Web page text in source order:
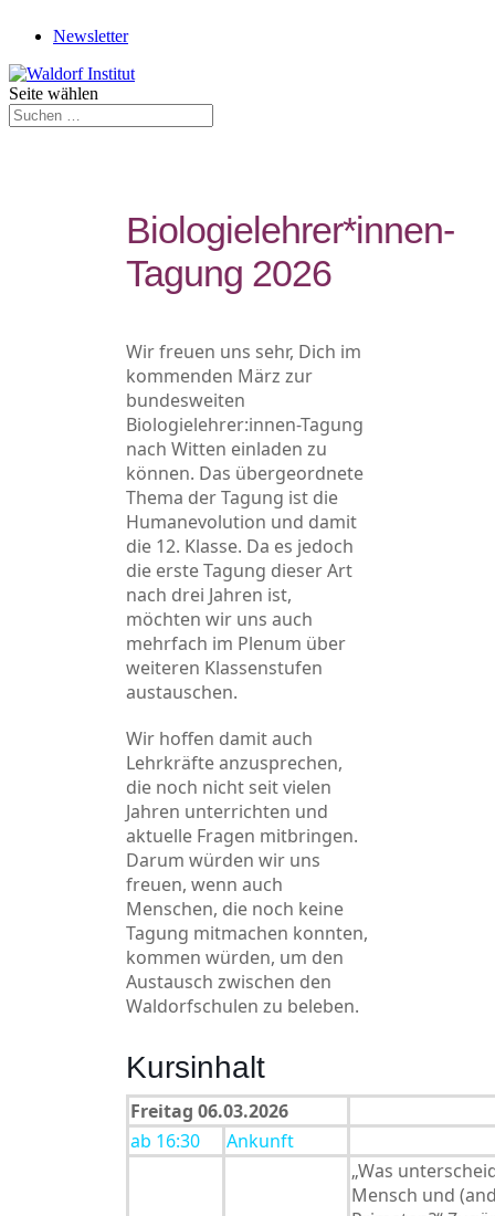
Newsletter
Seite wählen
Biologielehrer*innen-
Tagung 2026
Wir freuen uns sehr, Dich im
kommenden März zur
bundesweiten
Biologielehrer:innen-Tagung
nach Witten einladen zu
können. Das übergeordnete
Thema der Tagung ist die
Humanevolution und damit
die 12. Klasse. Da es jedoch
die erste Tagung dieser Art
nach drei Jahren ist,
möchten wir uns auch
mehrfach im Plenum über
weiteren Klassenstufen
austauschen.
Wir hoffen damit auch
Lehrkräfte anzusprechen,
die noch nicht seit vielen
Jahren unterrichten und
aktuelle Fragen mitbringen.
Darum würden wir uns
freuen, wenn auch
Menschen, die noch keine
Tagung mitmachen konnten,
kommen würden, um den
Austausch zwischen den
Waldorfschulen zu beleben.
Kursinhalt
Freitag 06.03.2026
ab 16:30
Ankunft
„Was
Mensch und